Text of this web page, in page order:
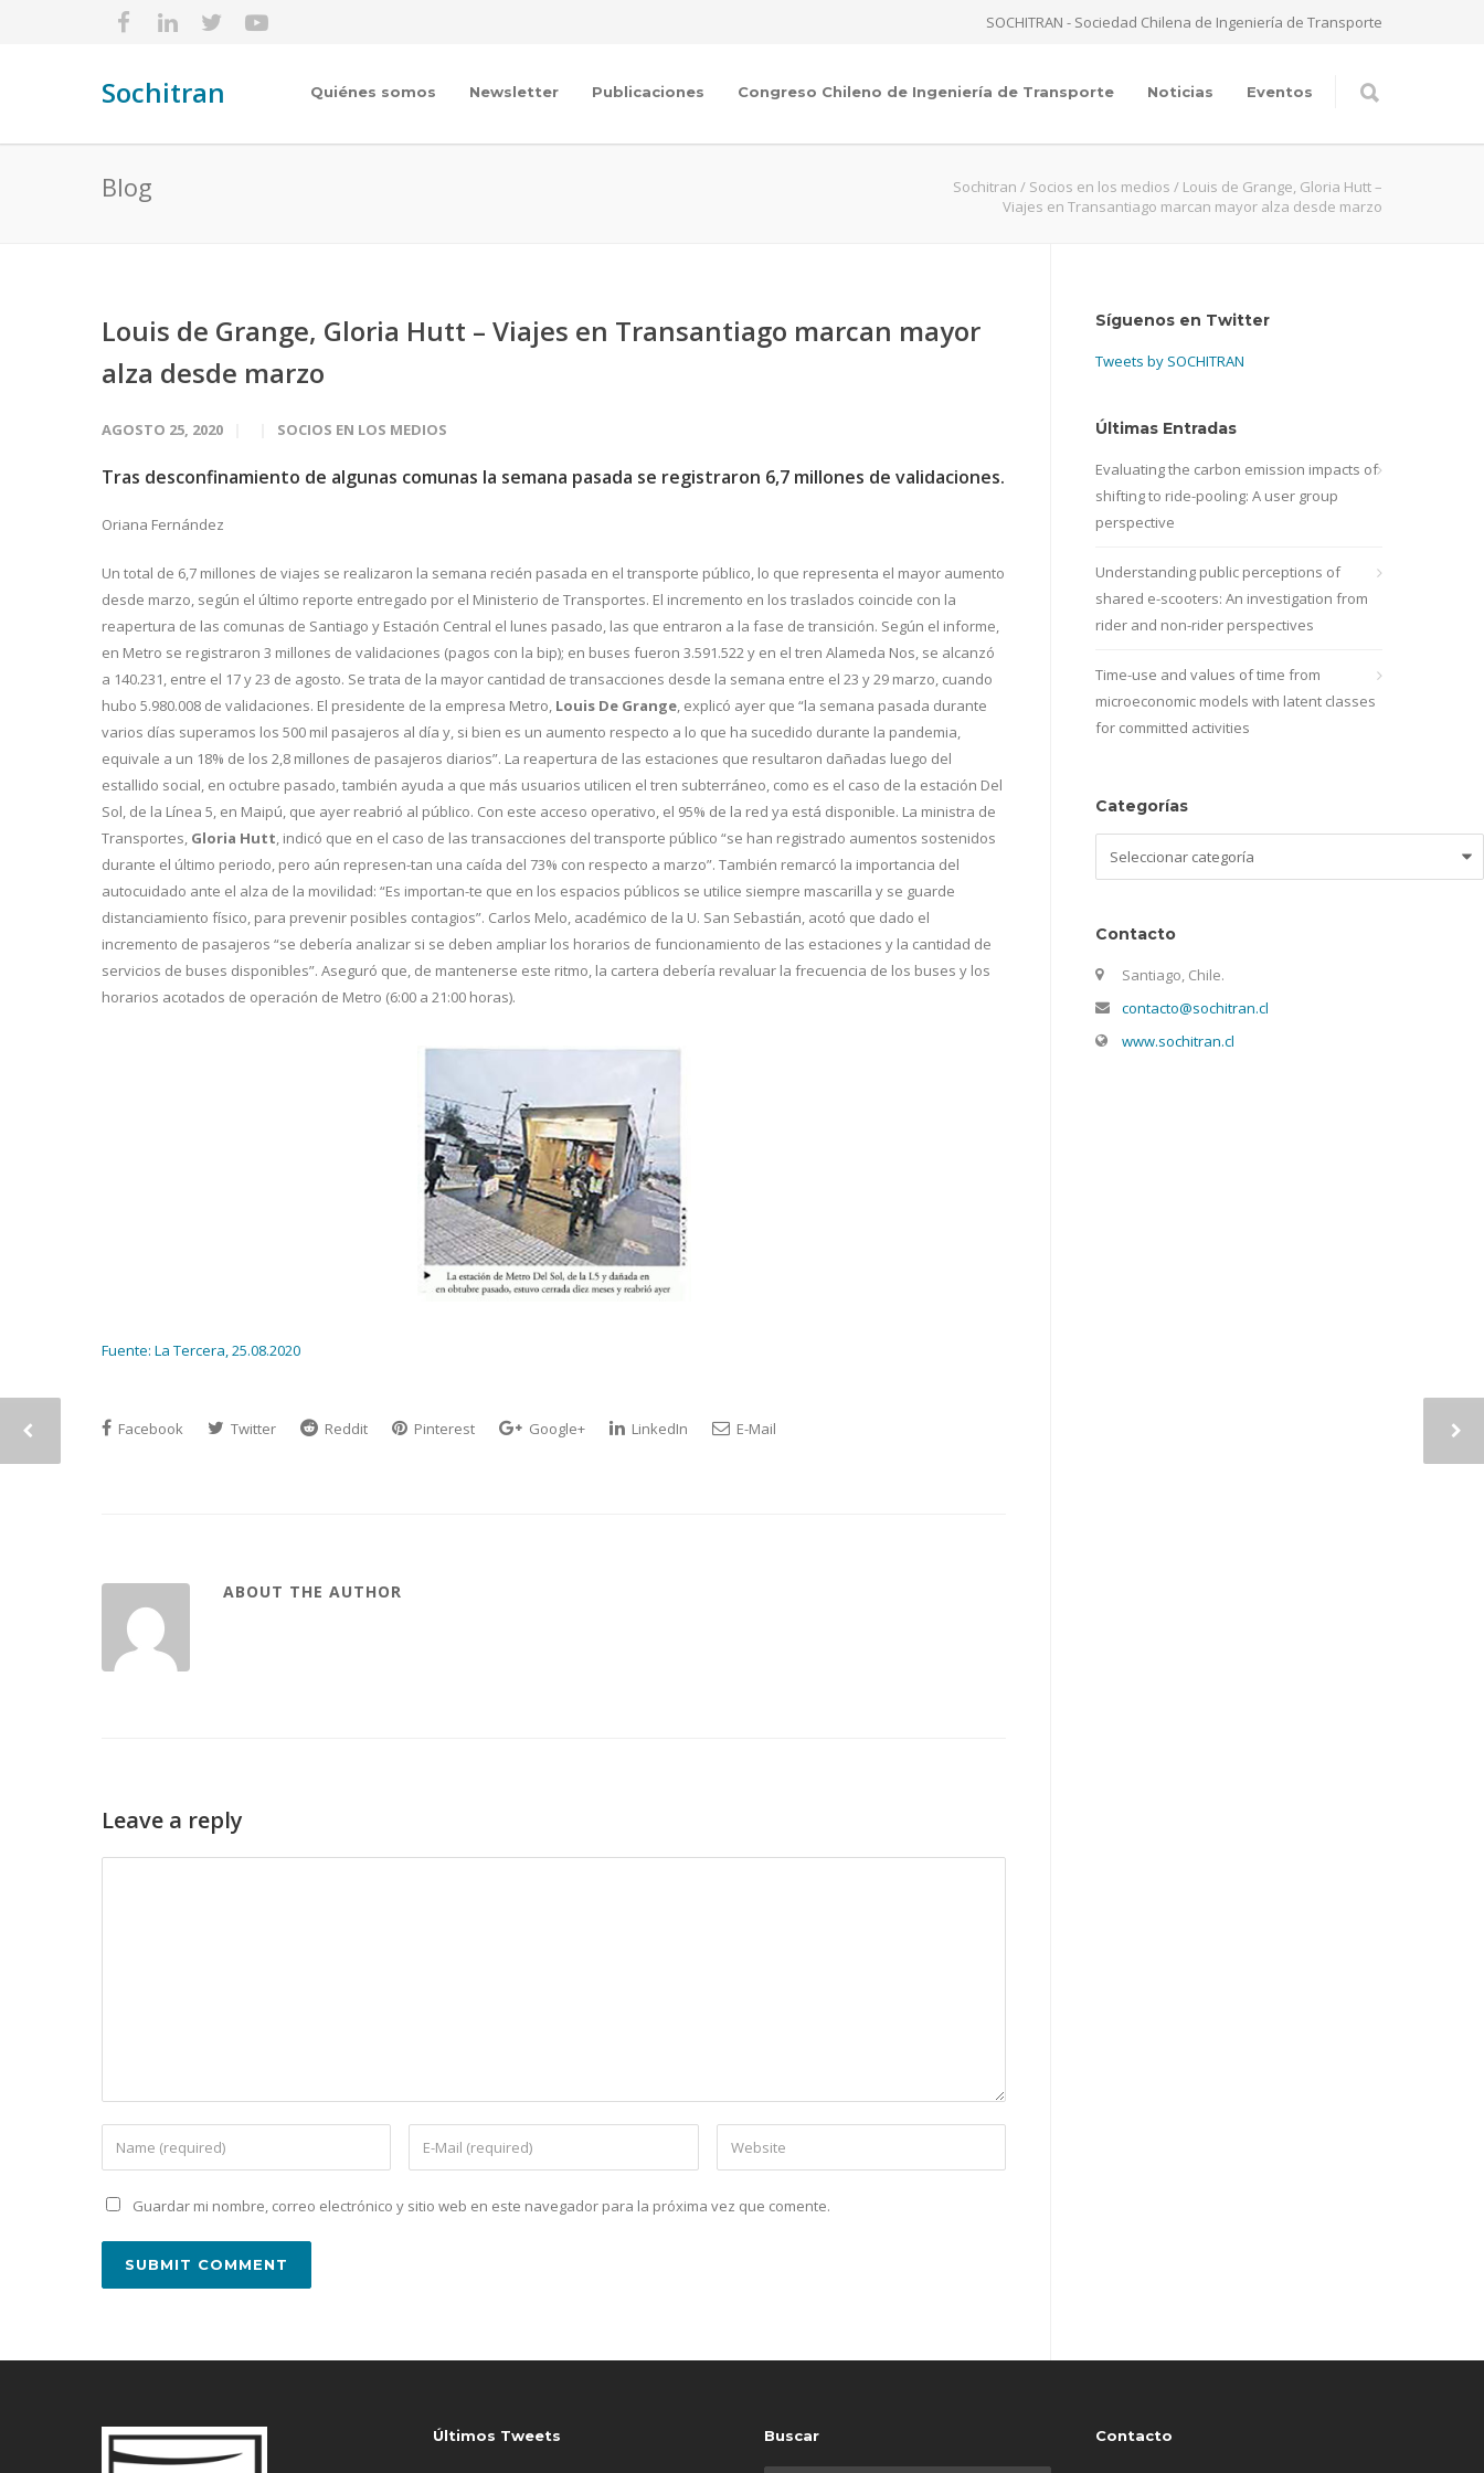
SOCHITRAN - Sociedad Chilena de Ingeniería de Transporte
Sochitran Quiénes somos Newsletter Publicaciones Congreso Chileno de Ingeniería de Transporte Noticias Eventos
Blog Sochitran / Socios en los medios / Louis de Grange, Gloria Hutt –
Viajes en Transantiago marcan mayor alza desde marzo
Louis de Grange, Gloria Hutt – Viajes en Transantiago marcan mayor
alza desde marzo
AGOSTO 25, 2020 SOCIOS EN LOS MEDIOS
Tras desconfinamiento de algunas comunas la semana pasada se registraron 6,7 millones de validaciones.
Oriana Fernández
Un total de 6,7 millones de viajes se realizaron la semana recién pasada en el transporte público, lo que representa el mayor aumento
desde marzo, según el último reporte entregado por el Ministerio de Transportes. El incremento en los traslados coincide con la
reapertura de las comunas de Santiago y Estación Central el lunes pasado, las que entraron a la fase de transición. Según el informe,
en Metro se registraron 3 millones de validaciones (pagos con la bip); en buses fueron 3.591.522 y en el tren Alameda Nos, se alcanzó
a 140.231, entre el 17 y 23 de agosto. Se trata de la mayor cantidad de transacciones desde la semana entre el 23 y 29 marzo, cuando
hubo 5.980.008 de validaciones. El presidente de la empresa Metro, Louis De Grange, explicó ayer que “la semana pasada durante
varios días superamos los 500 mil pasajeros al día y, si bien es un aumento respecto a lo que ha sucedido durante la pandemia,
equivale a un 18% de los 2,8 millones de pasajeros diarios”. La reapertura de las estaciones que resultaron dañadas luego del
estallido social, en octubre pasado, también ayuda a que más usuarios utilicen el tren subterráneo, como es el caso de la estación Del
Sol, de la Línea 5, en Maipú, que ayer reabrió al público. Con este acceso operativo, el 95% de la red ya está disponible. La ministra de
Transportes, Gloria Hutt, indicó que en el caso de las transacciones del transporte público “se han registrado aumentos sostenidos
durante el último periodo, pero aún represen-tan una caída del 73% con respecto a marzo”. También remarcó la importancia del
autocuidado ante el alza de la movilidad: “Es importan-te que en los espacios públicos se utilice siempre mascarilla y se guarde
distanciamiento físico, para prevenir posibles contagios”. Carlos Melo, académico de la U. San Sebastián, acotó que dado el
incremento de pasajeros “se debería analizar si se deben ampliar los horarios de funcionamiento de las estaciones y la cantidad de
servicios de buses disponibles”. Aseguró que, de mantenerse este ritmo, la cartera debería revaluar la frecuencia de los buses y los
horarios acotados de operación de Metro (6:00 a 21:00 horas).
Fuente: La Tercera, 25.08.2020
Facebook Twitter Reddit Pinterest Google+ LinkedIn E-Mail
ABOUT THE AUTHOR
Leave a reply
Guardar mi nombre, correo electrónico y sitio web en este navegador para la próxima vez que comente.
Síguenos en Twitter
Tweets by SOCHITRAN
Últimas Entradas
Evaluating the carbon emission impacts of
shifting to ride-pooling: A user group
perspective
Understanding public perceptions of
shared e-scooters: An investigation from
rider and non-rider perspectives
Time-use and values of time from
microeconomic models with latent classes
for committed activities
Categorías
Contacto
Santiago, Chile.
contacto@sochitran.cl
www.sochitran.cl
Últimos Tweets Buscar Contacto